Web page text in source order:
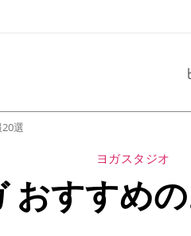
選
ヨガスタジオ
おすすめ